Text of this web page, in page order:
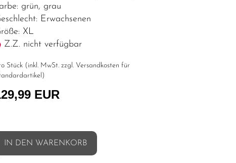
grün, grau
Erwachsenen
XL
Z.Z. nicht verfügbar
Stück (inkl. MwSt. zzgl. Versandkosten für
)
EUR
IN DEN WARENKORB